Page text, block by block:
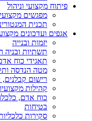
פיתוח מקצועי וניהול
מפגשים
תכנית
אגפים ועדכונים
יזמות ובנייה
תשתיות ובניה
תאגידי כוח
מטה הנדסה
רישום קבלנים,
קהילות
כוח אדם,
בטיחות
סקירות